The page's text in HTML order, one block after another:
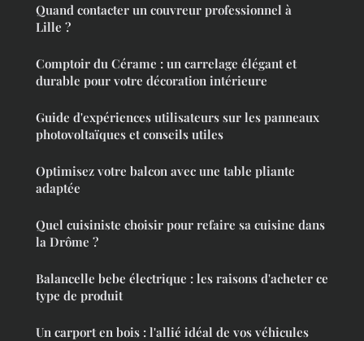
Quand contacter un couvreur professionnel à
Lille ?
Comptoir du Cérame : un carrelage élégant et
durable pour votre décoration intérieure
Guide d'expériences utilisateurs sur les panneaux
photovoltaïques et conseils utiles
Optimisez votre balcon avec une table pliante
adaptée
Quel cuisiniste choisir pour refaire sa cuisine dans
la Drôme ?
Balancelle bebe électrique : les raisons d'acheter ce
type de produit
Un carport en bois : l'allié idéal de vos véhicules